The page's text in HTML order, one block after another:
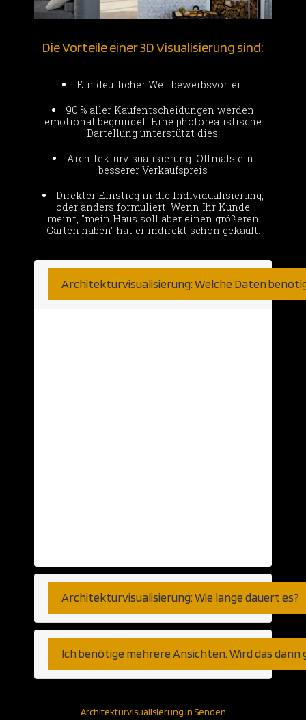
Die Vorteile einer 3D Visualisierung sind:
Ein deutlicher Wettbewerbsvorteil
90 % aller Kaufentscheidungen werden
emotional begründet. Eine photorealistische
Dartellung unterstützt dies.
Architekturvisualisierung: Oftmals ein
besserer Verkaufspreis
Direkter Einstieg in die Individualisierung,
oder anders formuliert: Wenn Ihr Kunde
meint, "mein Haus soll aber einen größeren
Garten haben" hat er indirekt schon gekauft.
Architekturvisualisierung: Welche Daten
Architekturvisualisierung: Wie lange dauert es?
Ich benötige mehrere Ansichten. Wird das dann
Architekturvisualisierung in Senden